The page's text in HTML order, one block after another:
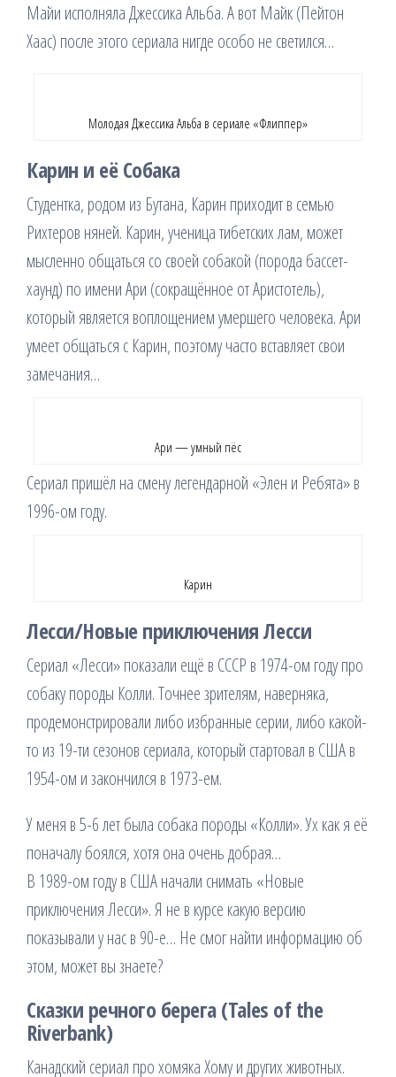
Майи исполняла Джессика Альба. А вот Майк (Пейтон
Хаас) после этого сериала нигде особо не светился…
Молодая Джессика Альба в сериале «Флиппер»
Карин и её Собака
Студентка, родом из Бутана, Карин приходит в семью
Рихтеров няней. Карин, ученица тибетских лам, может
мысленно общаться со своей собакой (порода бассет-
хаунд) по имени Ари (сокращённое от Аристотель),
который является воплощением умершего человека. Ари
умеет общаться с Карин, поэтому часто вставляет свои
замечания…
Ари — умный пёс
Сериал пришёл на смену легендарной «Элен и Ребята» в
1996-ом году.
Карин
Лесси/Новые приключения Лесси
Сериал «Лесси» показали ещё в СССР в 1974-ом году про
собаку породы Колли. Точнее зрителям, наверняка,
продемонстрировали либо избранные серии, либо какой-
то из 19-ти сезонов сериала, который стартовал в США в
1954-ом и закончился в 1973-ем.
У меня в 5-6 лет была собака породы «Колли». Ух как я её
поначалу боялся, хотя она очень добрая…
В 1989-ом году в США начали снимать «Новые
приключения Лесси». Я не в курсе какую версию
показывали у нас в 90-е… Не смог найти информацию об
этом, может вы знаете?
Сказки речного берега (Tales of the
Riverbank)
Канадский сериал про хомяка Хому и других животных.